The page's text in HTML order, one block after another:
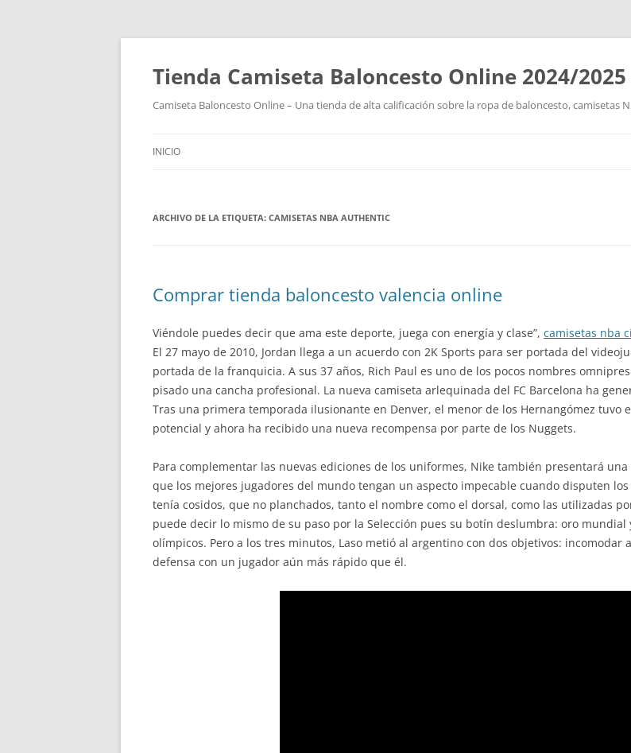
Tienda Camiseta Baloncesto Online 2024/
Camiseta Baloncesto Online – Una tienda de alta calificación sobre la ropa de baloncesto, camisetas
INICIO
ARCHIVO DE LA ETIQUETA: CAMISETAS NBA AUTHENTIC
Comprar tienda baloncesto valencia online
Viéndole puedes decir que ama este deporte, juega con energía y clase”, camisetas nba
El 27 mayo de 2010, Jordan llega a un acuerdo con 2K Sports para ser portada del
portada de la franquicia. A sus 37 años, Rich Paul es uno de los pocos nombres
pisado una cancha profesional. La nueva camiseta arlequinada del FC Barcelona ha
Tras una primera temporada ilusionante en Denver, el menor de los Hernangómez tuvo
potencial y ahora ha recibido una nueva recompensa por parte de los Nuggets.
Para complementar las nuevas ediciones de los uniformes, Nike también presentará
que los mejores jugadores del mundo tengan un aspecto impecable cuando disputen
tenía cosidos, que no planchados, tanto el nombre como el dorsal, como las utilizadas
puede decir lo mismo de su paso por la Selección pues su botín deslumbra: oro
olímpicos. Pero a los tres minutos, Laso metió al argentino con dos objetivos:
defensa con un jugador aún más rápido que él.